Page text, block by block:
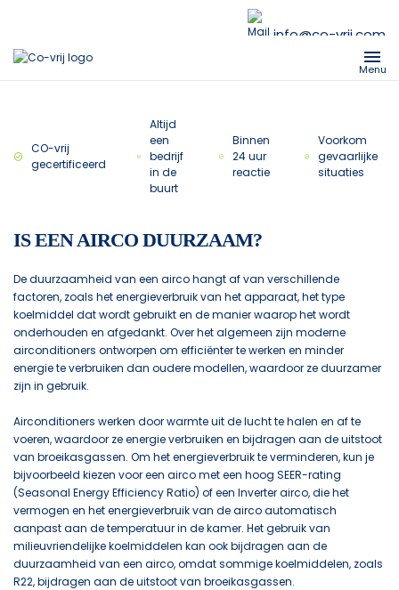
info@co-vrij.com
Menu
CO-vrij
gecertificeerd
Altijd
een
bedrijf
in de
buurt
Binnen
24 uur
reactie
Voorkom
gevaarlijke
situaties
IS EEN AIRCO DUURZAAM?
De duurzaamheid van een airco hangt af van verschillende
factoren, zoals het energieverbruik van het apparaat, het type
koelmiddel dat wordt gebruikt en de manier waarop het wordt
onderhouden en afgedankt. Over het algemeen zijn moderne
airconditioners ontworpen om efficiënter te werken en minder
energie te verbruiken dan oudere modellen, waardoor ze duurzamer
zijn in gebruik.
Airconditioners werken door warmte uit de lucht te halen en af te
voeren, waardoor ze energie verbruiken en bijdragen aan de uitstoot
van broeikasgassen. Om het energieverbruik te verminderen, kun je
bijvoorbeeld kiezen voor een airco met een hoog SEER-rating
(Seasonal Energy Efficiency Ratio) of een Inverter airco, die het
vermogen en het energieverbruik van de airco automatisch
aanpast aan de temperatuur in de kamer. Het gebruik van
milieuvriendelijke koelmiddelen kan ook bijdragen aan de
duurzaamheid van een airco, omdat sommige koelmiddelen, zoals
R22, bijdragen aan de uitstoot van broeikasgassen.